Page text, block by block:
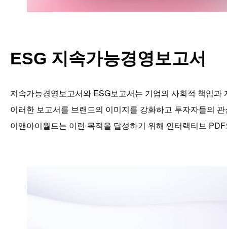
ESG 지속가능경영보고서
지속가능경영보고서와 ESG보고서는 기업의 사회적 책임
이러한 보고서를 브랜드의 이미지를 강화하고 투자자들의
이앤아이월드는 이런 목적을 달성하기 위해 인터랙티브